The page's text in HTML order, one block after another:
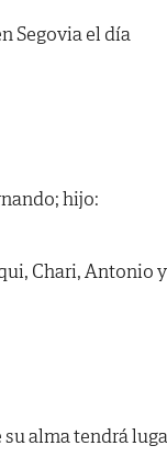
Segovia el día
hijo:
Chari, Antonio y
alma tendrá